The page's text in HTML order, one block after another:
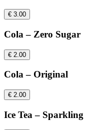
€ 3.00
Cola – Zero Sugar
€ 2.00
Cola – Original
€ 2.00
Ice Tea – Sparkling